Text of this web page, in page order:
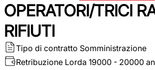
OPERATORI/TRICI
RIFIUTI
Tipo di contratto Somministrazione
Retribuzione Lorda 19000 - 20000